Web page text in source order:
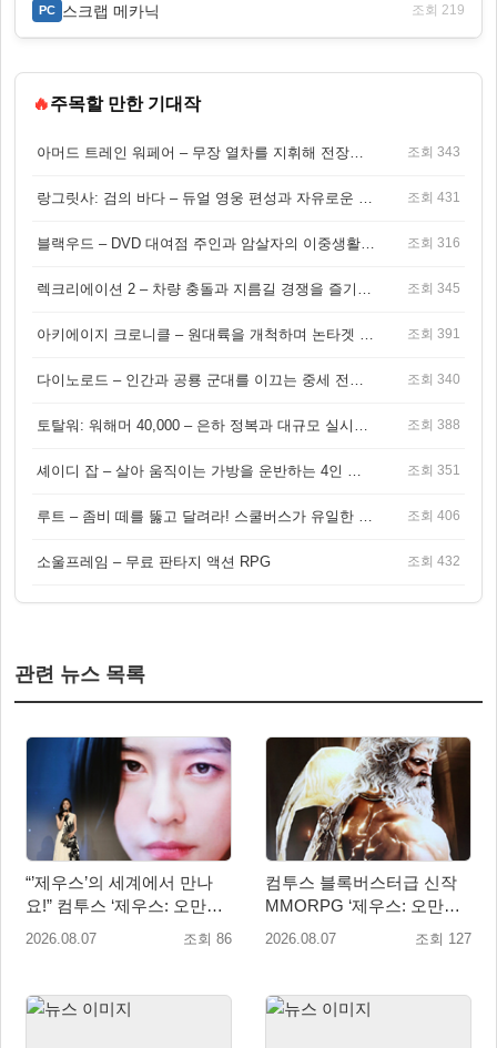
PC 스크랩 메카닉 조회 219
🔥주목할 만한 기대작
조회 343
조회 431
조회 316
조회 345
조회 391
조회 340
조회 388
조회 351
조회 406
소울프레임 – 무료 판타지 액션 RPG 조회 432
관련 뉴스 목록
“’제우스’의 세계에서 만나
요!” 컴투스 ‘제우스: 오만의
신’ 쇼케이스 찾은 배우 박지
2026.08.07 조회 86
컴투스 블록버스터급 신작
MMORPG ‘제우스: 오만의
신’, 8월 26일 출시!
2026.08.07 조회 127